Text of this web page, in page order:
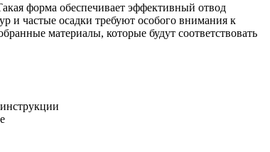
форма обеспечивает эффективный отвод
и частые осадки требуют особого внимания к
материалы, которые будут соответствовать